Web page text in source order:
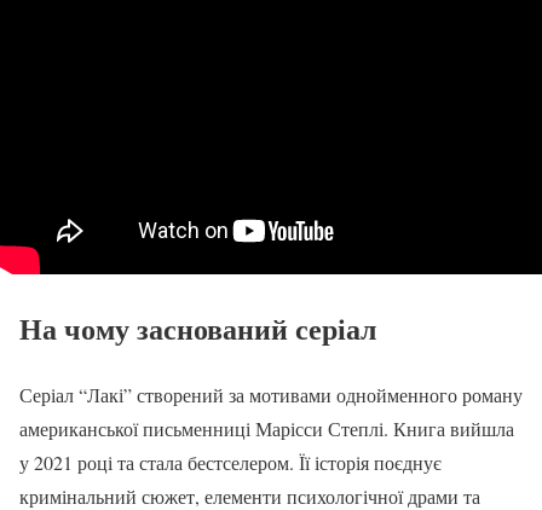
На чому заснований серіал
Серіал “Лакі” створений за мотивами однойменного роману
американської письменниці Марісси Степлі. Книга вийшла
у 2021 році та стала бестселером. Її історія поєднує
кримінальний сюжет, елементи психологічної драми та